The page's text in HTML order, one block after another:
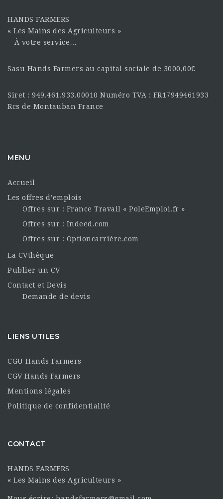
HANDS FARMERS
« Les Mains des Agriculteurs »
À votre service…
Sasu Hands Farmers au capital sociale de 3000,00€
Siret : 949.461.933.00010 Numéro TVA : FR17949461933
Rcs de Montauban France
MENU
Accueil
Les offres d’emplois
Offres sur : France Travail « PoleEmploi.fr »
Offres sur : Indeed.com
Offres sur : Optioncarrière.com
La CVthèque
Publier un CV
Contact et Devis
Demande de devis
LIENS UTILES
CGU Hands Farmers
CGV Hands Farmers
Mentions légales
Politique de confidentialité
CONTACT
HANDS FARMERS
« Les Mains des Agriculteurs »